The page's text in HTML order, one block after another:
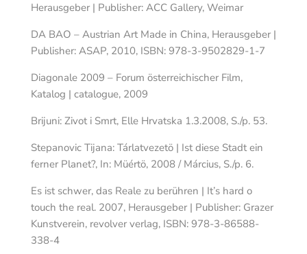
Herausgeber | Publisher: ACC Gallery, Weimar
DA BAO – Austrian Art Made in China, Herausgeber |
Publisher: ASAP, 2010, ISBN: 978-3-9502829-1-7
Diagonale 2009 – Forum österreichischer Film,
Katalog | catalogue, 2009
Brijuni: Zivot i Smrt, Elle Hrvatska 1.3.2008, S./p. 53.
Stepanovic Tijana: Tárlatvezetö | Ist diese Stadt ein
ferner Planet?, In: Müértö, 2008 / Március, S./p. 6.
Es ist schwer, das Reale zu berühren | It’s hard o
touch the real. 2007, Herausgeber | Publisher: Grazer
Kunstverein, revolver verlag, ISBN: 978-3-86588-
338-4